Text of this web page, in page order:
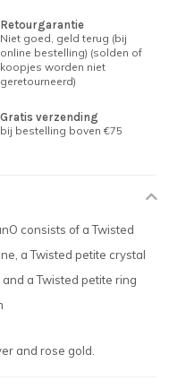
Retourgarantie
Niet goed, geld terug (bij
online bestelling) (solden of
koopjes worden niet
geretourneerd)
Gratis verzending
bij bestelling boven €75
consists of a Twisted
a Twisted petite crystal
a Twisted petite ring
and rose gold.